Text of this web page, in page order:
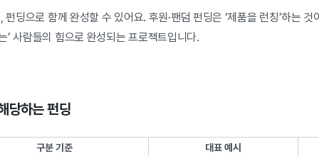
딩으로 함께 완성할 수 있어요. 후원·팬덤 펀딩은 ‘제품을 런칭’하는
’ 사람들의 힘으로 완성되는 프로젝트입니다.
당하는 펀딩
구분 기준
대표 예시